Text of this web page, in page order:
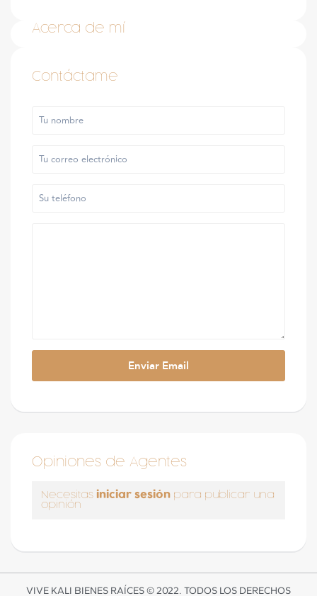
Acerca de mí
Contáctame
Opiniones de Agentes
Necesitas iniciar sesión para publicar una
opinión
VIVE KALI BIENES RAÍCES © 2022. TODOS LOS DERECHOS